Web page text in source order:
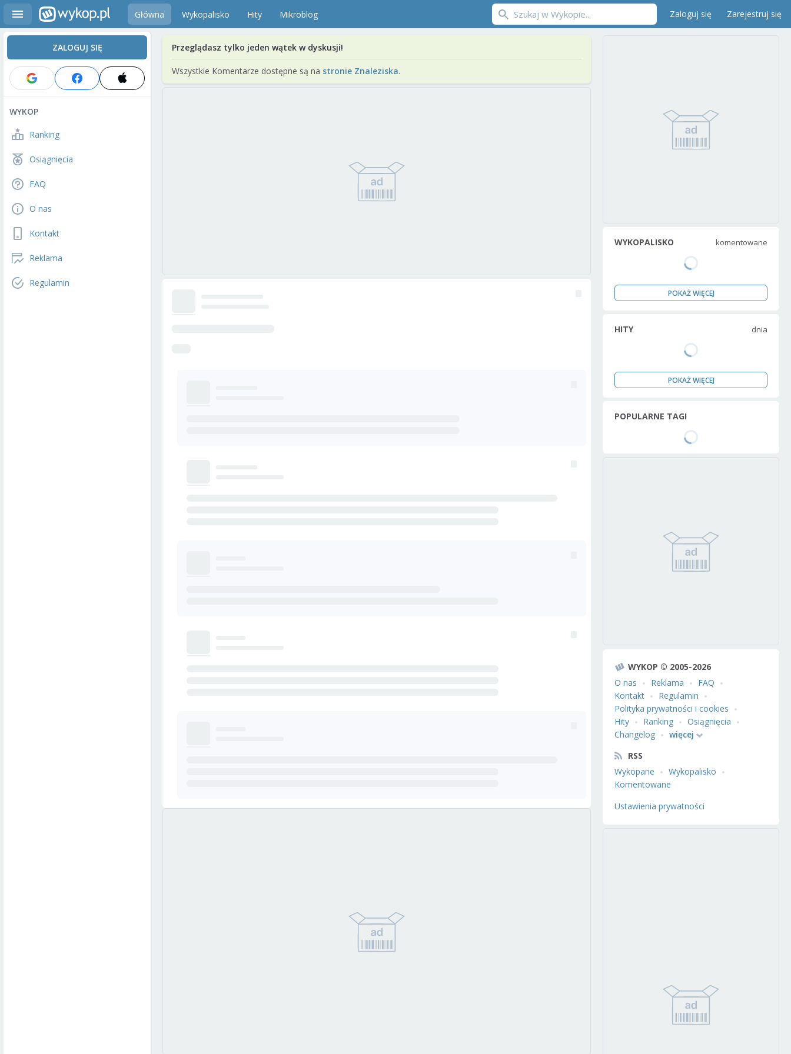
Główna Wykopalisko Hity Mikroblog Zaloguj się Zarejestruj się
ZALOGUJ SIĘ
WYKOP
Ranking
Osiągnięcia
FAQ
O nas
Kontakt
Reklama
Regulamin
Przeglądasz tylko jeden wątek w dyskusji!
Wszystkie Komentarze dostępne są na stronie Znaleziska.
WYKOPALISKO komentowane
POKAŻ WIĘCEJ
HITY dnia
POKAŻ WIĘCEJ
POPULARNE TAGI
WYKOP © 2005-2026
O nas
Reklama
FAQ
Kontakt
Regulamin
Polityka prywatności i cookies
Hity
Ranking
Osiągnięcia
Changelog
więcej
RSS
Wykopane
Wykopalisko
Komentowane
Ustawienia prywatności